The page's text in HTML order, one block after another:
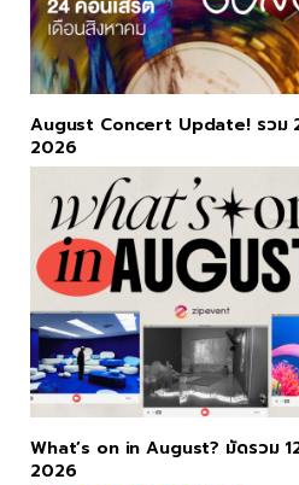
August Concert Update! รวม
2026
What’s on in August? มัดรวม
2026